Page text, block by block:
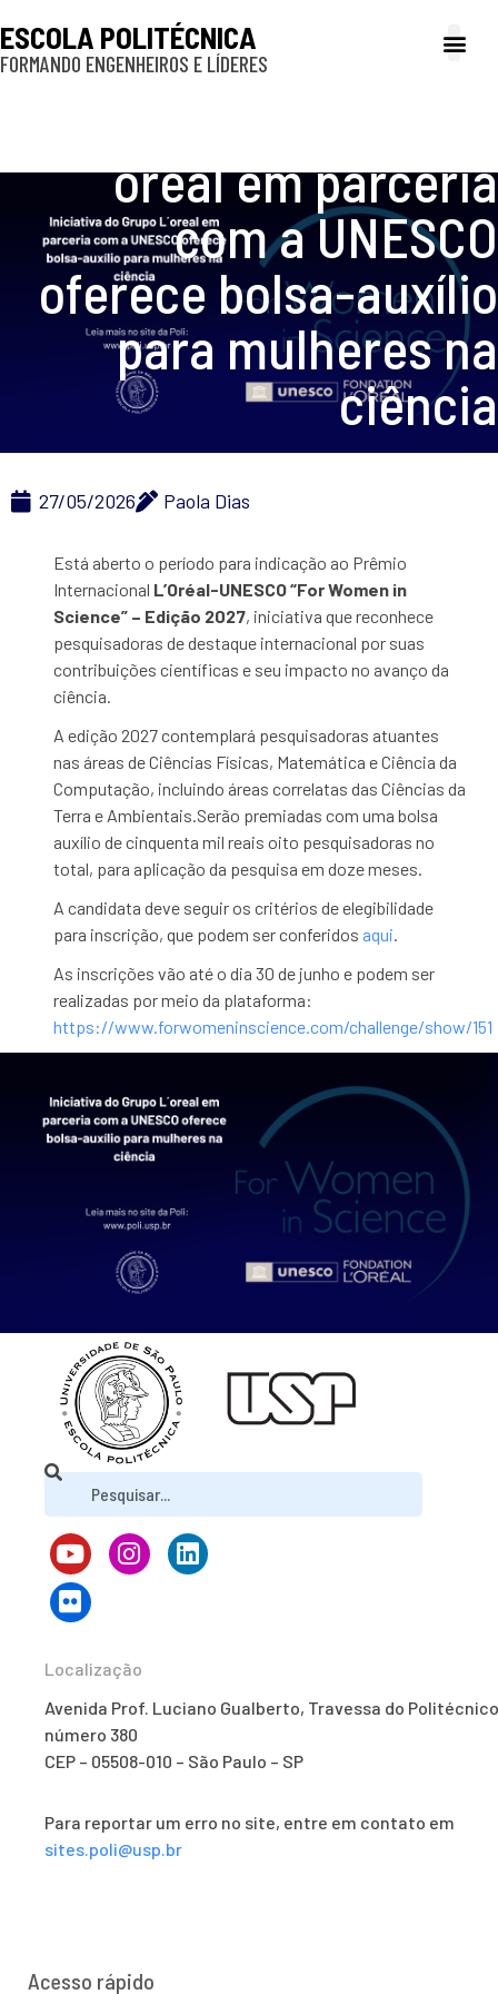
ESCOLA POLITÉCNICA
FORMANDO ENGENHEIROS E LÍDERES
´oreal em parceria
com a UNESCO
oferece bolsa-auxílio
para mulheres na
ciência
27/05/2026 Paola Dias
Está aberto o período para indicação ao Prêmio
Internacional L’Oréal-UNESCO “For Women in
Science” – Edição 2027, iniciativa que reconhece
pesquisadoras de destaque internacional por suas
contribuições científicas e seu impacto no avanço da
ciência.
A edição 2027 contemplará pesquisadoras atuantes
nas áreas de Ciências Físicas, Matemática e Ciência da
Computação, incluindo áreas correlatas das Ciências da
Terra e Ambientais.Serão premiadas com uma bolsa
auxílio de cinquenta mil reais oito pesquisadoras no
total, para aplicação da pesquisa em doze meses.
A candidata deve seguir os critérios de elegibilidade
para inscrição, que podem ser conferidos aqui.
As inscrições vão até o dia 30 de junho e podem ser
realizadas por meio da plataforma:
https://www.forwomeninscience.com/challenge/show/151
Localização
Avenida Prof. Luciano Gualberto, Travessa do
número 380
CEP – 05508-010 – São Paulo – SP
Para reportar um erro no site, entre em contato em
sites.poli@usp.br
Acesso rápido